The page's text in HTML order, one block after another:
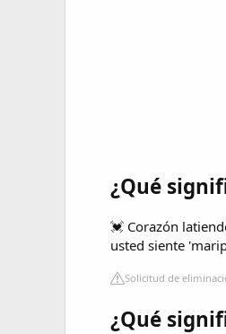
¿Qué
💓 Corazón
usted siente
Solicitud de
¿Qué